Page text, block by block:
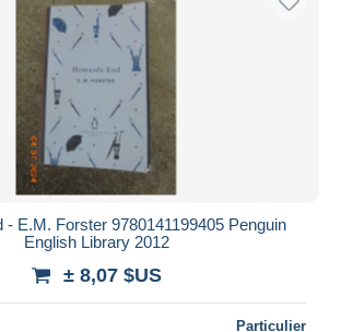
- E.M. Forster 9780141199405 Penguin
English Library 2012
± 8,07 $US
Particulier